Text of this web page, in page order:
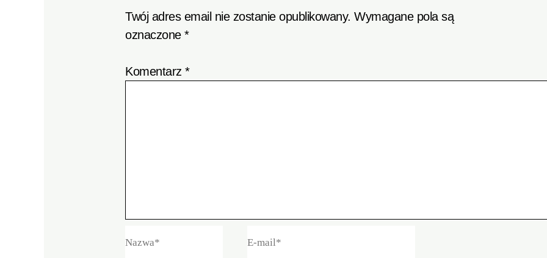
Twój adres email nie zostanie opublikowany. Wymagane pola są
oznaczone*
Komentarz*